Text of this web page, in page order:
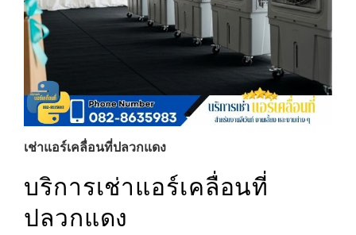
เช่าแอร์เคลื่อนที่ปลวกแดง
บริการเช่าแอร์เคลื่อนที่
ปลวกแดง